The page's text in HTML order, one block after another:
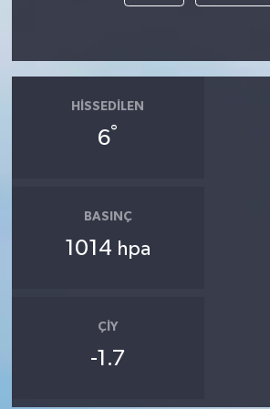
HISSEDILEN
6°
BASINÇ
1014 hpa
ÇIY
-1.7